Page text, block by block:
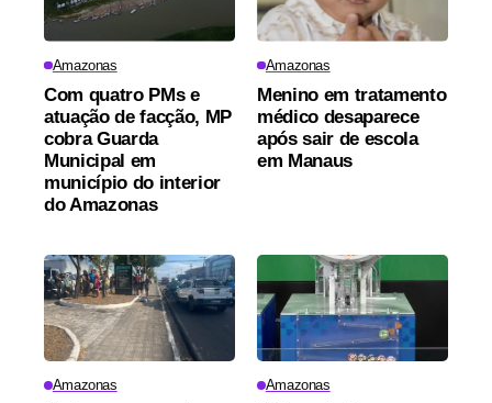
Amazonas
Com quatro PMs e
atuação de facção, MP
cobra Guarda
Municipal em
município do interior
do Amazonas
Amazonas
Menino em tratamento
médico desaparece
após sair de escola
em Manaus
Amazonas Amazonas